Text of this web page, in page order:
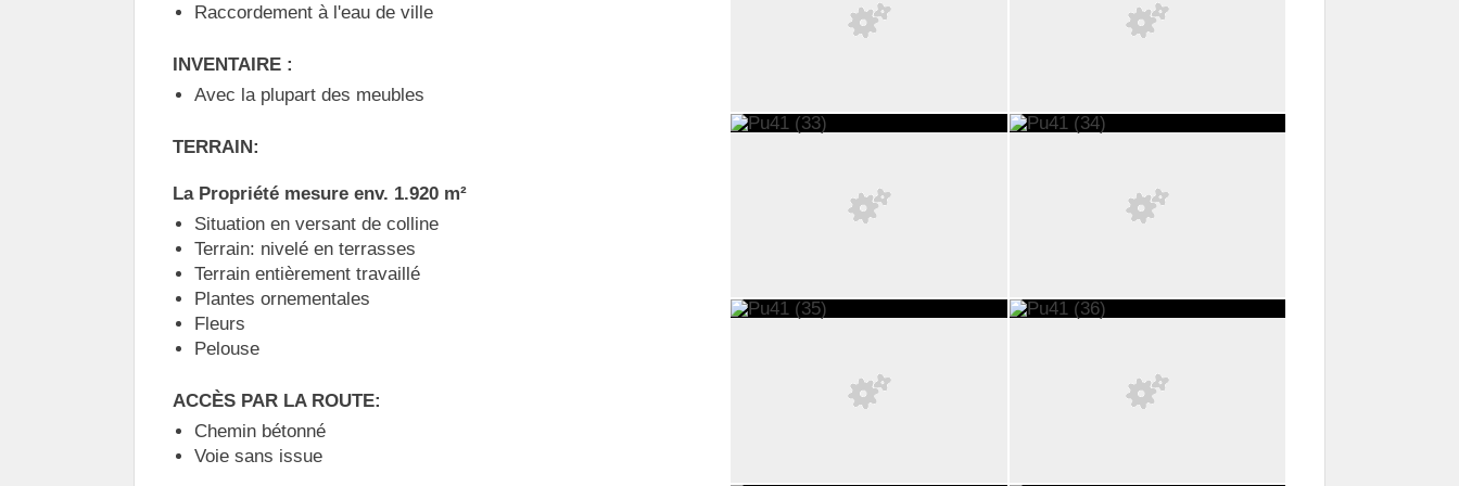
Raccordement à l'eau de ville
INVENTAIRE :
Avec la plupart des meubles
TERRAIN:
La Propriété mesure env. 1.920 m²
Situation en versant de colline
Terrain: nivelé en terrasses
Terrain entièrement travaillé
Plantes ornementales
Fleurs
Pelouse
ACCÈS PAR LA ROUTE:
Chemin bétonné
Voie sans issue